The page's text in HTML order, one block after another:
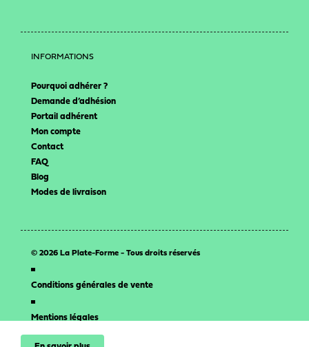
INFORMATIONS
Pourquoi adhérer ?
Demande d’adhésion
Portail adhérent
Mon compte
Contact
FAQ
Blog
Modes de livraison
© 2026 La Plate-Forme - Tous droits réservés
Conditions générales de vente
Mentions légales